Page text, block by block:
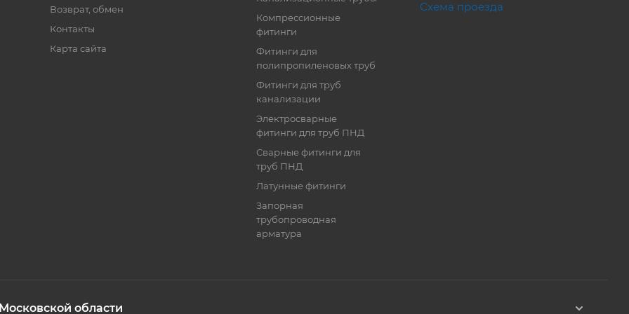
Возврат, обмен
Контакты
Карта сайта
Компрессионные
фитинги
Фитинги для
полипропиленовых труб
Фитинги для труб
канализации
Электросварные
фитинги для труб ПНД
Сварные фитинги для
труб ПНД
Латунные фитинги
Запорная
трубопроводная
арматура
Схема проезда
области